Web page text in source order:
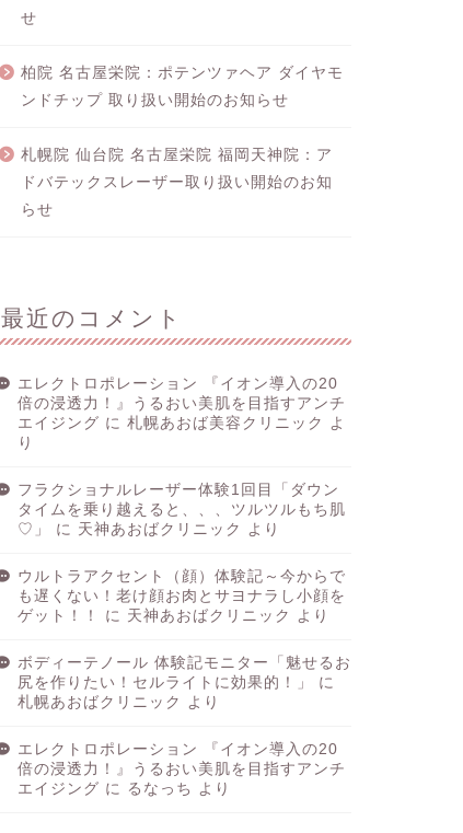
せ
柏院 名古屋栄院：ポテンツァヘア ダイヤモ
ンドチップ 取り扱い開始のお知らせ
札幌院 仙台院 名古屋栄院 福岡天神院：ア
ドバテックスレーザー取り扱い開始のお知
らせ
最近のコメント
エレクトロポレーション 『イオン導入の20
倍の浸透力！』うるおい美肌を目指すアンチ
エイジング に 札幌あおば美容クリニック
よ
り
フラクショナルレーザー体験1回目「ダウン
タイムを乗り越えると、、、ツルツルもち肌
♡」
に 天神あおばクリニック より
ウルトラアクセント（顔）体験記～今からで
も遅くない！老け顔お肉とサヨナラし小顔を
ゲット！！
に 天神あおばクリニック より
ボディーテノール 体験記モニター「魅せるお
尻を作りたい！セルライトに効果的！」
に
札幌あおばクリニック
より
エレクトロポレーション 『イオン導入の20
倍の浸透力！』うるおい美肌を目指すアンチ
エイジング に るなっち より